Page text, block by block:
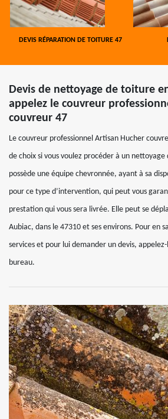
DEVIS RÉPARATION DE TOITURE 47
Devis de nettoyage de toiture
appelez le couvreur
couvreur 47
Le couvreur professionnel Artisan Hucher
de choix si vous voulez procéder à un
possède une équipe chevronnée, ayant à sa
pour ce type d’intervention, qui peut vous
prestation qui vous sera livrée. Elle peut se
Aubiac, dans le 47310 et ses environs. Pour en
services et pour lui demander un devis,
bureau.